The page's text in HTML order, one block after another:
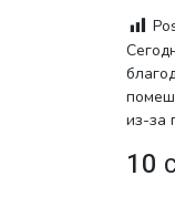
из-за
10